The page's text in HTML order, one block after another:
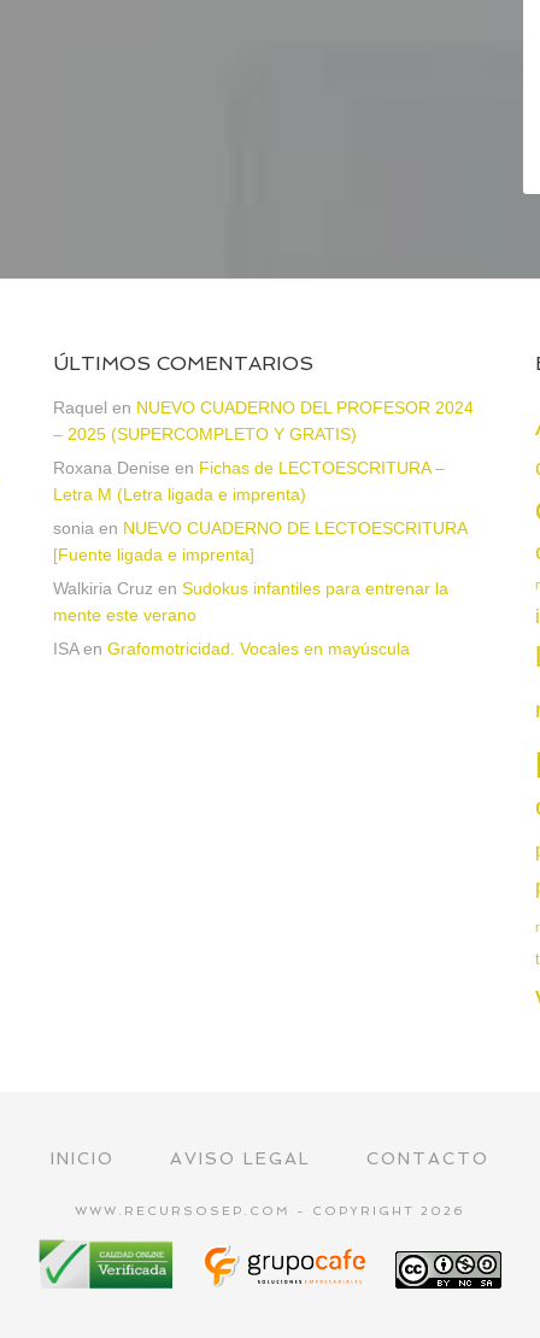
ÚLTIMOS COMENTARIOS
Raquel en NUEVO CUADERNO DEL PROFESOR 2024
– 2025 (SUPERCOMPLETO Y GRATIS)
Roxana Denise en Fichas de LECTOESCRITURA –
Letra M (Letra ligada e imprenta)
sonia en NUEVO CUADERNO DE LECTOESCRITURA
[Fuente ligada e imprenta]
Walkiria Cruz en Sudokus infantiles para entrenar la
mente este verano
ISAen Grafomotricidad. Vocales en mayúscula
INICIO AVISO LEGAL CONTACTO
WWW.RECURSOSEP.COM - COPYRIGHT 2026